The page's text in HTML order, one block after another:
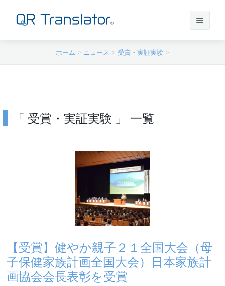
本番利用までの流れ
資料ダウンロード
アップデート情報
ブログ
マニュアル
Q&A
お問い合わせ
English
ホーム > ニュース > 受賞・実証実験 >
「 受賞・実証実験 」 一覧
【受賞】健やか親子２１全国大会（母
子保健家族計画全国大会）日本家族計
画協会会長表彰を受賞